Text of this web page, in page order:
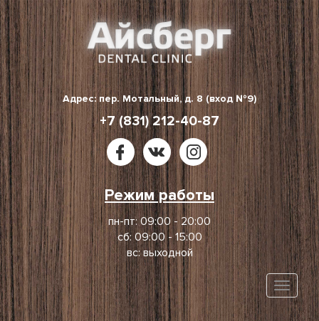
Skip
to
content
Адрес: пер. Мотальный, д. 8 (вход №9)
+7 (831) 212-40-87
Режим работы
пн-пт: 09:00 - 20:00
сб: 09:00 - 15:00
вс: выходной
Toggle